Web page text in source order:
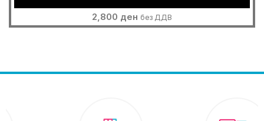
2,800 ден без ДДВ